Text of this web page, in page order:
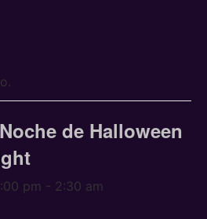
de Halloween
pm - 2:30 am